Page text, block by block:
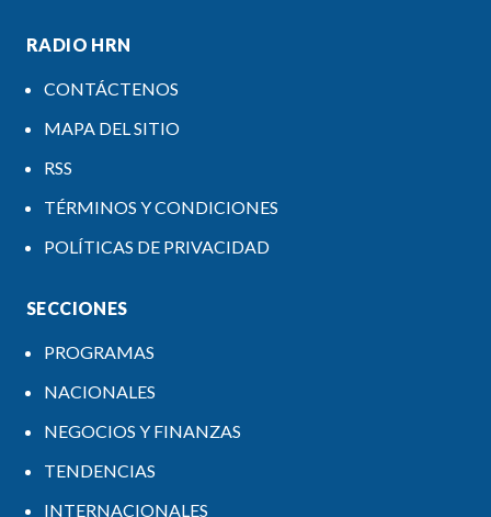
RADIO HRN
CONTÁCTENOS
MAPA DEL SITIO
RSS
TÉRMINOS Y CONDICIONES
POLÍTICAS DE PRIVACIDAD
SECCIONES
PROGRAMAS
NACIONALES
NEGOCIOS Y FINANZAS
TENDENCIAS
INTERNACIONALES